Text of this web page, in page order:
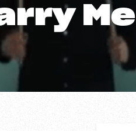
Me